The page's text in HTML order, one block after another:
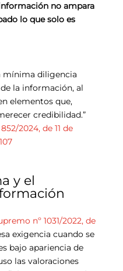
no ampara
lo que solo es
mínima diligencia
la información, al
elementos que,
credibilidad.”
2024, de 11 de
y el
nº 1031/2022, de
exigencia cuando se
bajo apariencia de
las valoraciones